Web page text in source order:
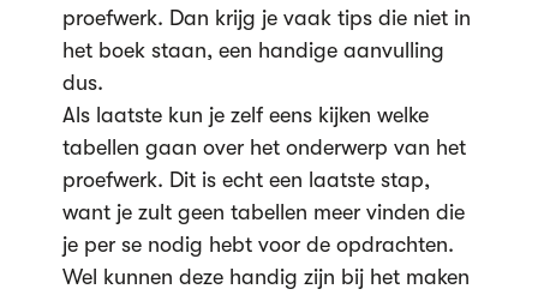
proefwerk. Dan krijg je vaak tips die niet in
het boek staan, een handige aanvulling
dus.
Als laatste kun je zelf eens kijken welke
tabellen gaan over het onderwerp van het
proefwerk. Dit is echt een laatste stap,
want je zult geen tabellen meer vinden die
je per se nodig hebt voor de opdrachten.
Wel kunnen deze handig zijn bij het maken